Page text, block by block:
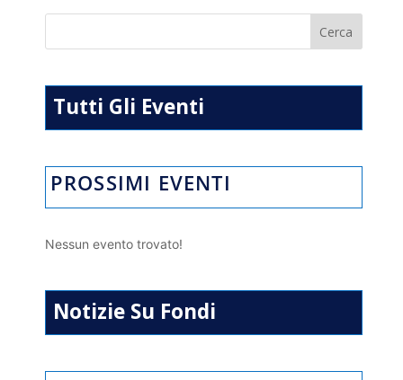
s
A
p
p
gr
a
m
b
o
o
k
l di
vi
di
Tutti Gli Eventi
PROSSIMI EVENTI
Nessun evento trovato!
Notizie Su Fondi